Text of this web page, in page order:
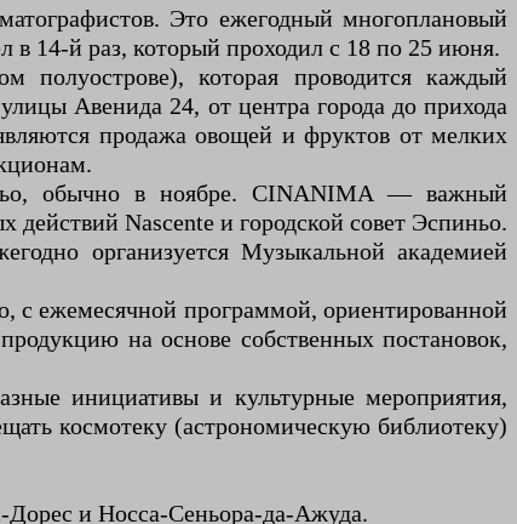
Это ежегодный многоплановый
14-й раз, который проходил с 18 по 25 июня.
полуострове), которая проводится каждый
Авенида 24, от центра города до прихода
продажа овощей и фруктов от мелких
обычно в ноябре. CINANIMA — важный
Nascente и городской совет Эспиньо.
организуется Музыкальной академией
с ежемесячной программой, ориентированной
на основе собственных постановок,
инициативы и культурные мероприятия,
космотеку (астрономическую библиотеку)
и Носса-Сеньора-да-Ажуда.